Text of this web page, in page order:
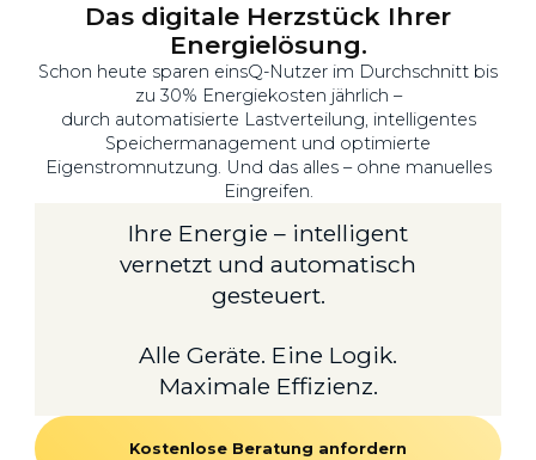
Das digitale Herzstück Ihrer
Energielösung.
Schon heute sparen einsQ-Nutzer im Durchschnitt bis
zu 30% Energiekosten jährlich –
durch automatisierte Lastverteilung, intelligentes
Speichermanagement und optimierte
Eigenstromnutzung. Und das alles – ohne manuelles
Eingreifen.
Ihre Energie – intelligent
vernetzt und automatisch
gesteuert.
Alle Geräte. Eine Logik.
Maximale Effizienz.
Kostenlose Beratung anfordern